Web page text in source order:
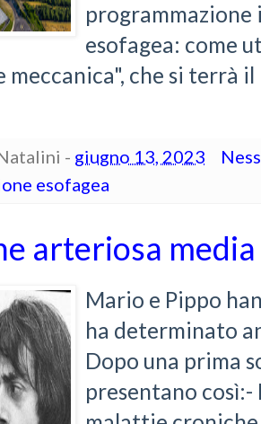
programmazione
esofagea: come
meccanica", che si terrà
- giugno 13, 2023
esofagea
arteriosa
Mario e Pippo
ha determinato
Dopo una prima
presentano così:-